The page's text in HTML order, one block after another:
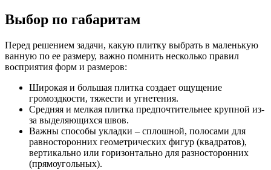
Выбор по габаритам
Перед решением задачи, какую плитку выбрать в маленькую
ванную по ее размеру, важно помнить несколько правил
восприятия форм и размеров:
Широкая и большая плитка создает ощущение
громоздкости, тяжести и угнетения.
Средняя и мелкая плитка предпочтительнее крупной из-
за выделяющихся швов.
Важны способы укладки – сплошной, полосами для
равносторонних геометрических фигур (квадратов),
вертикально или горизонтально для разносторонних
(прямоугольных).